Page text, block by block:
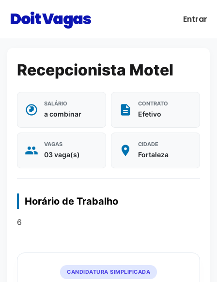
Doit Vagas Entrar
Recepcionista Motel
SALÁRIO
a combinar
CONTRATO
Efetivo
VAGAS
03 vaga(s)
CIDADE
Fortaleza
Horário de Trabalho
6
CANDIDATURA SIMPLIFICADA